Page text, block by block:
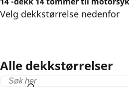
Velg dekkstørrelse nedenfor
Alle dekkstørrelser